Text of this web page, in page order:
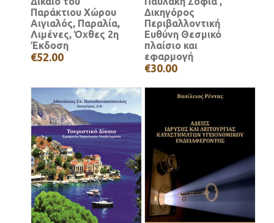
Παράκτιου Χώρου
Αιγιαλός, Παραλία,
Λιμένες, Όχθες 2η
Έκδοση
€52.00
Δικηγόρος
Περιβαλλοντική
Ευθύνη Θεσμικό
πλαίσιο και
εφαρμογή
€30.00